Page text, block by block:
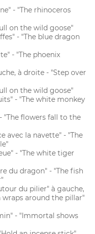
- "The rhinoceros
on the wild goose"
- "The blue dragon
- "The phoenix
à droite - "Step over
on the wild goose"
- "The white monkey
"The flowers fall to the
avec la navette" - "The
- "The white tiger
du dragon" - "The fish
du pilier" à gauche,
around the pillar"
- "Immortal shows